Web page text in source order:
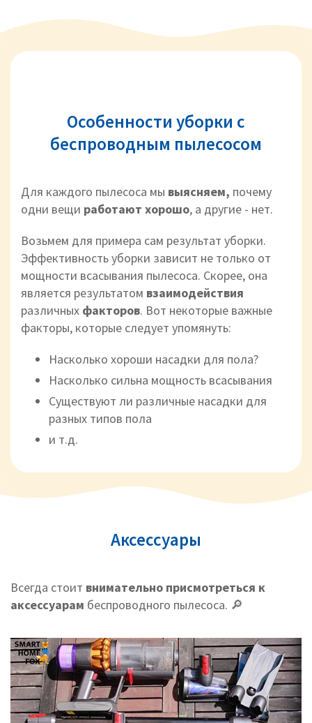
Особенности уборки с
беспроводным пылесосом
Для каждого пылесоса мы выясняем, почему
одни вещи работают хорошо, а другие - нет.
Возьмем для примера сам результат уборки.
Эффективность уборки зависит не только от
мощности всасывания пылесоса. Скорее, она
является результатом взаимодействия
различных факторов. Вот некоторые важные
факторы, которые следует упомянуть:
Насколько хороши насадки для пола?
Насколько сильна мощность всасывания
Существуют ли различные насадки для
разных типов пола
и т.д.
Аксессуары
Всегда стоит внимательно присмотреться к
аксессуарам беспроводного пылесоса. 🔎